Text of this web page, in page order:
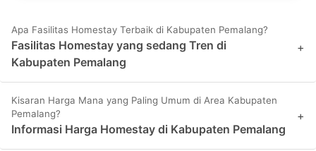
Apa Fasilitas Homestay Terbaik di Kabupaten Pemalang?
Fasilitas Homestay yang sedang Tren di
Kabupaten Pemalang
+
Kisaran Harga Mana yang Paling Umum di Area Kabupaten
Pemalang?
Informasi Harga Homestay di Kabupaten Pemalang
+